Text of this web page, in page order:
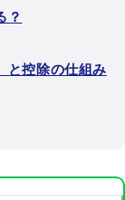
？
と控除の仕組み